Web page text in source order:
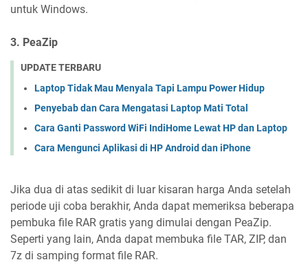
untuk Windows.
3. PeaZip
UPDATE TERBARU
Laptop Tidak Mau Menyala Tapi Lampu Power Hidup
Penyebab dan Cara Mengatasi Laptop Mati Total
Cara Ganti Password WiFi IndiHome Lewat HP dan Laptop
Cara Mengunci Aplikasi di HP Android dan iPhone
Jika dua di atas sedikit di luar kisaran harga Anda setelah
periode uji coba berakhir, Anda dapat memeriksa beberapa
pembuka file RAR gratis yang dimulai dengan PeaZip.
Seperti yang lain, Anda dapat membuka file TAR, ZIP, dan
7z di samping format file RAR.